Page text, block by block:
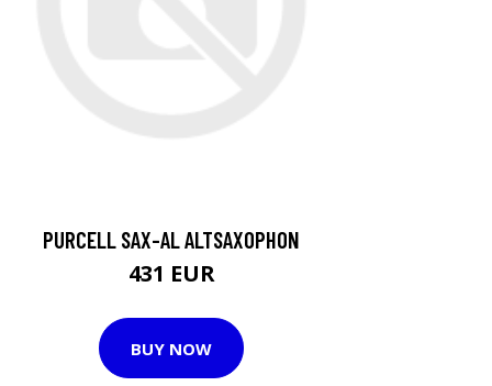
PURCELL SAX-AL ALTSAXOPHON
431 EUR
BUY NOW